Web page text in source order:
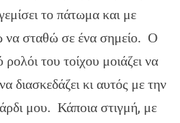
το πάτωμα και με
να σταθώ σε ένα σημείο. Ο
του τοίχου μοιάζει να
διασκεδάζει κι αυτός με την
μου. Κάποια στιγμή, με